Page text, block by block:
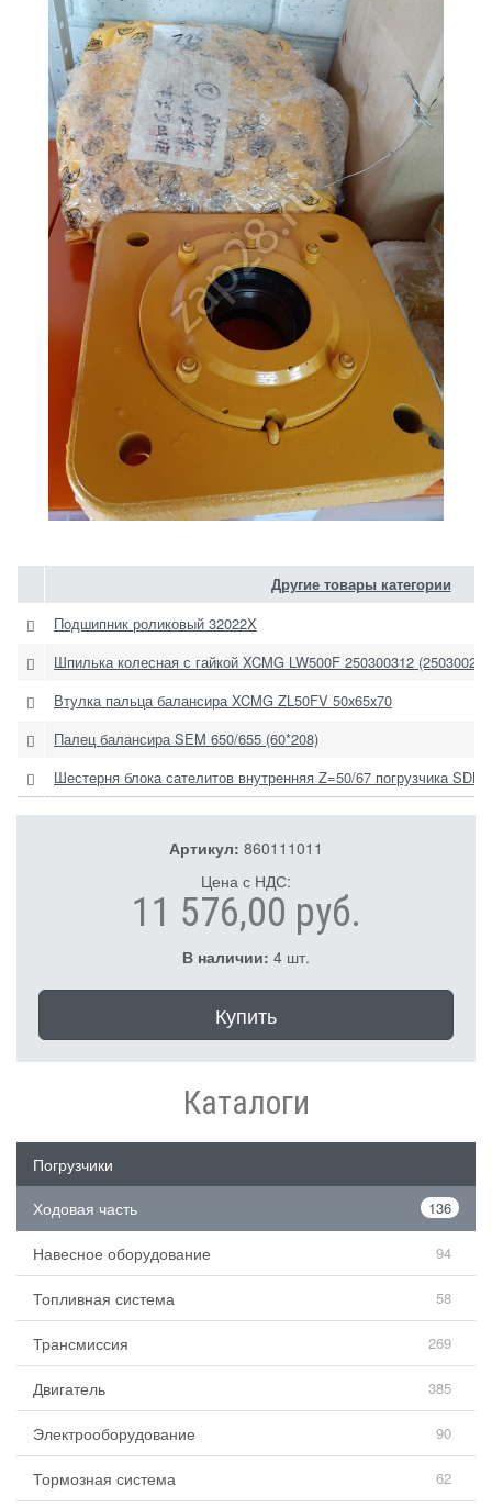
Другие товары категории
Подшипник роликовый 32022X
Шпилька колесная с гайкой XCMG LW500F 250300312
Втулка пальца балансира XCMG ZL50FV 50x65x70
Палец балансира SEM 650/655 (60*208)
Шестерня блока сателитов внутренняя Z=50/67 погрузчика
Артикул: 860111011
Цена с НДС:
11 576,00 руб.
В наличии: 4 шт.
Купить
Каталоги
Погрузчики
Ходовая часть
136
Навесное оборудование 94
Топливная система 58
Трансмиссия 269
Двигатель 385
Электрооборудование 90
Тормозная система 62